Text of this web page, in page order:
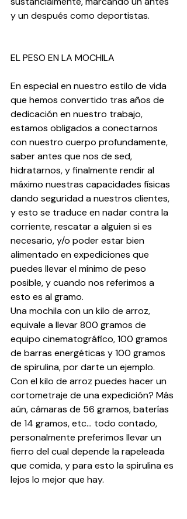
y un después como deportistas.
EL PESO EN LA MOCHILA
En especial en nuestro estilo de vida
que hemos convertido tras años de
dedicación en nuestro trabajo,
estamos obligados a conectarnos
con nuestro cuerpo profundamente,
saber antes que nos de sed,
hidratarnos, y finalmente rendir al
máximo nuestras capacidades físicas
dando seguridad a nuestros clientes,
y esto se traduce en nadar contra la
corriente, rescatar a alguien si es
necesario, y/o poder estar bien
alimentado en expediciones que
puedes llevar el mínimo de peso
posible, y cuando nos referimos a
esto es al gramo.
Una mochila con un kilo de arroz,
equivale a llevar 800 gramos de
equipo cinematográfico, 100 gramos
de barras energéticas y 100 gramos
de spirulina, por darte un ejemplo.
Con el kilo de arroz puedes hacer un
cortometraje de una expedición? Más
aún, cámaras de 56 gramos, baterías
de 14 gramos, etc... todo contado,
personalmente preferimos llevar un
fierro del cual depende la rapeleada
que comida, y para esto la spirulina es
lejos lo mejor que hay.